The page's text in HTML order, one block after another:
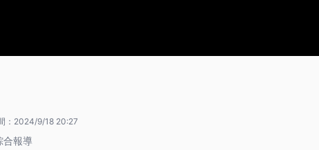
： 2024/9/18 20:27
合報導